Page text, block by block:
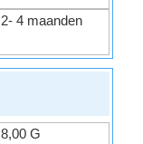
2- 4 maanden
8,00 G